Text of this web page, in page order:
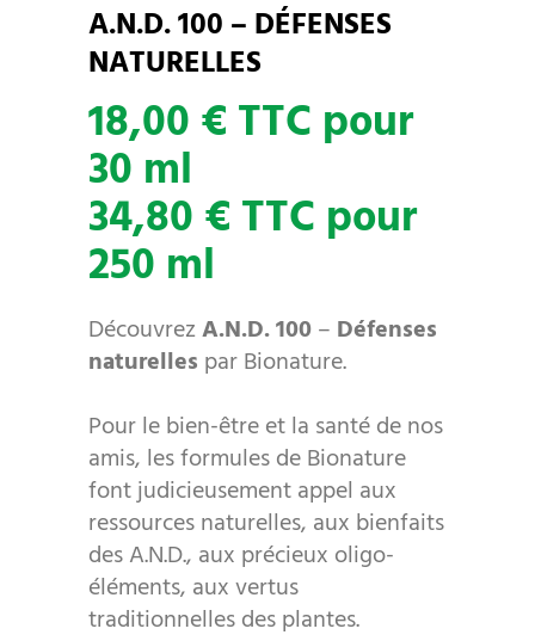
A.N.D. 100 – DÉFENSES
NATURELLES
18,00 € TTC pour
30 ml
34,80 € TTC pour
250 ml
DécouvrezA.N.D. 100– Défenses
naturelles par Bionature.
Pour le bien-être et la santé de nos
amis, les formules de Bionature
font judicieusement appel aux
ressources naturelles, aux bienfaits
des A.N.D., aux précieux oligo-
éléments, aux vertus
traditionnelles des plantes.